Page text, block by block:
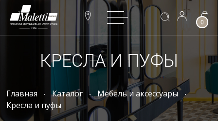
0
КРЕСЛА И ПУФЫ
Главная Каталог
Мебель и аксессуары
Кресла и пуфы